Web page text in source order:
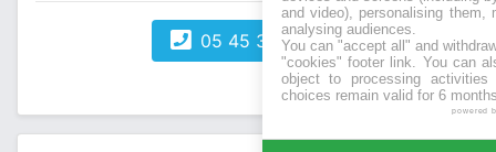
05 45 32 03 31
and video), personalising them,
analysing audiences.
You can "accept all" and
"cookies" footer link . You can
object to processing
choices remain valid for 6
powered